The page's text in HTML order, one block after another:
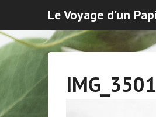
Le Voyage d'un